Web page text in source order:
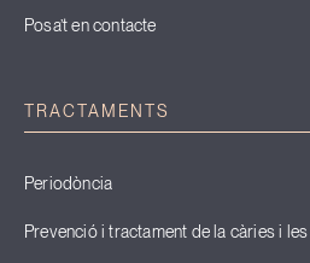
Posa’t en contacte
TRACTAMENTS
Periodòncia
Prevenció i tractament de la càries i